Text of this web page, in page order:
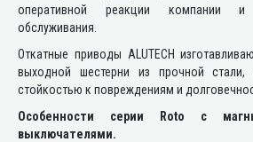
оперативной реакции компании
обслуживания.
Откатные приводы ALUTECH
выходной шестерни из прочной
стойкостью к повреждениям и
Особенности серии Roto с
выключателями.